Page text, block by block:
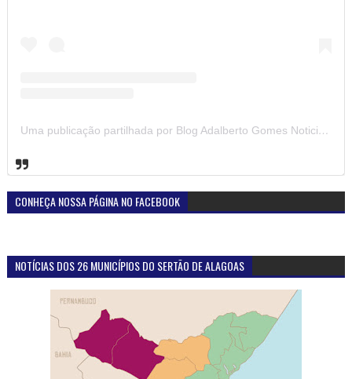
Uma publicação partilhada por Blog Adalberto Gomes Noticias (@blogadalbertogomesnoticiass)
CONHEÇA NOSSA PÁGINA NO FACEBOOK
NOTÍCIAS DOS 26 MUNICÍPIOS DO SERTÃO DE ALAGOAS